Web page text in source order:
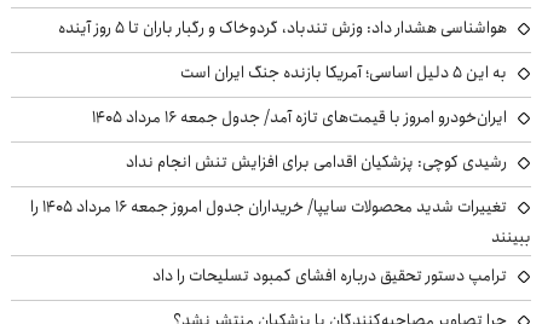
هواشناسی هشدار داد: وزش تندباد، گردوخاک و رگبار باران تا ۵ روز آینده
به این ۵ دلیل اساسی؛ آمریکا بازنده جنگ ایران است
ایران‌خودرو امروز با قیمت‌های تازه آمد/ جدول جمعه ۱۶ مرداد ۱۴۰۵
رشیدی کوچی: پزشکیان اقدامی برای افزایش تنش انجام نداد
تغییرات شدید محصولات سایپا/ خریداران جدول امروز جمعه ۱۶ مرداد ۱۴۰۵ را
ببینند
ترامپ دستور تحقیق درباره افشای کمبود تسلیحات را داد